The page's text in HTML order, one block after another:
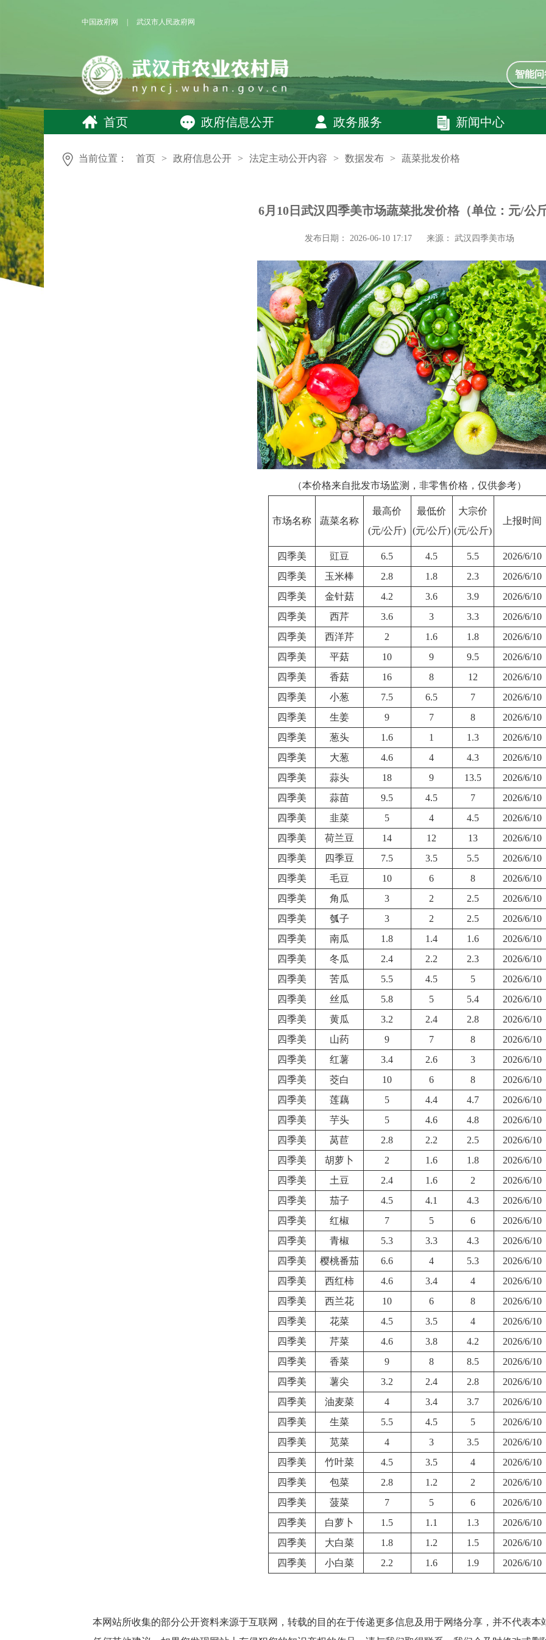
中国政府网 武汉市人民政府网
智能问
首页 政府信息公开 政务服务 新闻中心
当前位置： 首页 > 政府信息公开 > 法定主动公开内容 > 数据发布 > 蔬菜批发价格
6月10日武汉四季美市场蔬菜批发价格（单位：元/公
发布日期： 2026-06-10 17:17 来源： 武汉四季美市场
（本价格来自批发市场监测，非零售价格，仅供参考）
市场名称 蔬菜名称
最高价
(元/公斤)
最低价
(元/公斤)
大宗价
(元/公斤)
上报时间
四季美 豇豆 6.5 4.5 5.5
2026/6/10
四季美
玉米棒 2.8 1.8 2.3
2026/6/10
四季美
金针菇 4.2 3.6 3.9
2026/6/10
四季美
西芹 3.6 3 3.3
2026/6/10
四季美
西洋芹 2 1.6 1.8
2026/6/10
四季美
平菇 10 9 9.5
2026/6/10
四季美
香菇 16 8 12
2026/6/10
四季美
小葱 7.5 6.5 7
2026/6/10
四季美
生姜 9 7 8
2026/6/10
四季美
葱头 1.6 1 1.3
2026/6/10
四季美
大葱 4.6 4 4.3
2026/6/10
四季美
蒜头 18 9 13.5
2026/6/10
四季美
蒜苗 9.5 4.5 7
2026/6/10
四季美
韭菜 5 4 4.5
2026/6/10
四季美
荷兰豆 14 12 13
2026/6/10
四季美
四季豆 7.5 3.5 5.5
2026/6/10
四季美
毛豆 10 6 8
2026/6/10
四季美
角瓜 3 2 2.5
2026/6/10
四季美
瓠子 3 2 2.5
2026/6/10
四季美
南瓜 1.8 1.4 1.6
2026/6/10
四季美
冬瓜 2.4 2.2 2.3
2026/6/10
四季美
苦瓜 5.5 4.5 5
2026/6/10
四季美
丝瓜 5.8 5 5.4
2026/6/10
四季美
黄瓜 3.2 2.4 2.8
2026/6/10
四季美
山药 9 7 8
2026/6/10
四季美
红薯 3.4 2.6 3
2026/6/10
四季美
茭白 10 6 8
2026/6/10
四季美
莲藕 5 4.4 4.7
2026/6/10
四季美
芋头 5 4.6 4.8
2026/6/10
四季美
莴苣 2.8 2.2 2.5
2026/6/10
四季美
胡萝卜 2 1.6 1.8
2026/6/10
四季美
土豆 2.4 1.6 2
2026/6/10
四季美
茄子 4.5 4.1 4.3
2026/6/10
四季美
红椒 7 5 6
2026/6/10
四季美
青椒 5.3 3.3 4.3
2026/6/10
四季美
樱桃番茄 6.6 4 5.3
2026/6/10
四季美
西红柿 4.6 3.4 4
2026/6/10
四季美
西兰花 10 6 8
2026/6/10
四季美
花菜 4.5 3.5 4
2026/6/10
四季美
芹菜 4.6 3.8 4.2
2026/6/10
四季美
香菜 9 8 8.5
2026/6/10
四季美
薯尖 3.2 2.4 2.8
2026/6/10
四季美
油麦菜 4 3.4 3.7
2026/6/10
四季美
生菜 5.5 4.5 5
2026/6/10
四季美
苋菜 4 3 3.5
2026/6/10
四季美
竹叶菜 4.5 3.5 4
2026/6/10
四季美
包菜 2.8 1.2 2
2026/6/10
四季美
菠菜 7 5 6
2026/6/10
四季美
白萝卜 1.5 1.1 1.3
2026/6/10
四季美
大白菜 1.8 1.2 1.5
2026/6/10
四季美
小白菜 2.2 1.6 1.9 2026/6/10
本网站所收集的部分公开资料来源于互联网，转载的目的在于传递更多信息及用于网络分享，并不代表